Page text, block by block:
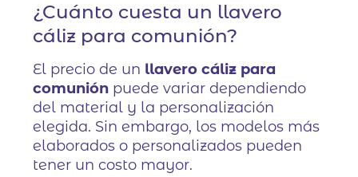
¿Cuánto cuesta un llavero
cáliz para comunión?
El precio de un llavero cáliz para
comunión puede variar dependiendo
del material y la personalización
elegida. Sin embargo, los modelos más
elaborados o personalizados pueden
tener un costo mayor.